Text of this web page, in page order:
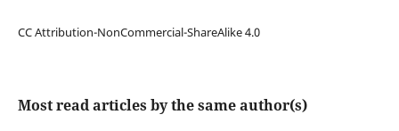
CC Attribution-NonCommercial-ShareAlike 4.0
Most read articles by the same author(s)